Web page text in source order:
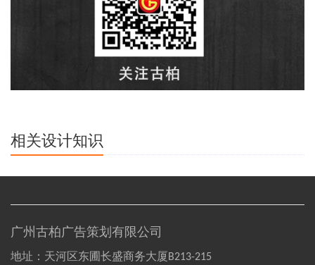
相关设计知识
广州古柏广告策划有限公司
地址：天河区东圃长盛商务大厦B213-215